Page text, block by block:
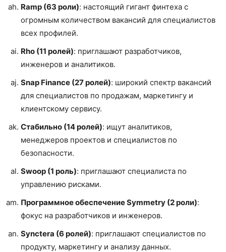
Ramp (63 роли): настоящий гигант финтеха с
огромным количеством вакансий для специалистов
всех профилей.
Rho (11 ролей): приглашают разработчиков,
инженеров и аналитиков.
Snap Finance (27 ролей): широкий спектр вакансий
для специалистов по продажам, маркетингу и
клиентскому сервису.
Стабильно (14 ролей): ищут аналитиков,
менеджеров проектов и специалистов по
безопасности.
Swoop (1 роль): приглашают специалиста по
управлению рисками.
Программное обеспечение Symmetry (2 роли):
фокус на разработчиков и инженеров.
Synctera (6 ролей): приглашают специалистов по
продукту, маркетингу и анализу данных.